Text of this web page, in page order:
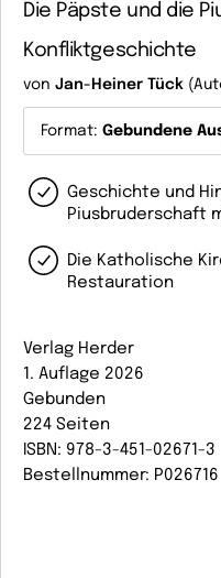
Die Päpste und die
Konfliktgeschichte
von Jan-Heiner Tück
Format: Gebundene
Geschichte und
Piusbruderschaft
Die Katholische
Restauration
Verlag Herder
1. Auflage 2026
Gebunden
224 Seiten
ISBN: 978-3-451-02671-3
Bestellnummer: P026716